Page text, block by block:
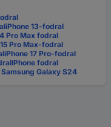
iPhone 13-fodral
Pro Max fodral
Pro Max-fodral
iPhone 17 Pro-fodral
IPhone fodral
Galaxy S24